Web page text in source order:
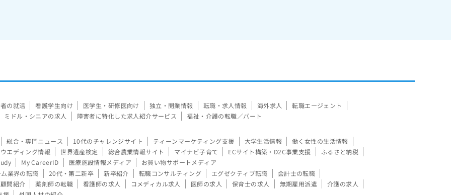
の就活 看護学生向け 医学生・研修医向け 独立・開業情報 転職・求人情報 海外求人
転職エージェント
ミドル・シニアの求人
障害者に特化した求人紹介サービス 福祉・介護の転職／パート
総合・専門ニュース 10代のチャレンジサイト ティーンマーケティング支援 大学生活情報
働く女性の生活情報
ウエディング情報
世界遺産検定 総合農業情報サイト マイナビ子育て ECサイト構築・D2C事業支援
ふるさと納税
My CareerID 医療施設情報メディア
お買い物サポートメディア
業界の転職
20代・第二新卒 新卒紹介 転職コンサルティング エグゼクティブ転職
会計士の転職
顧問紹介
薬剤師の転職 看護師の求人 コメディカル求人 医師の求人 保育士の求人 無期雇用派遣
介護の求人